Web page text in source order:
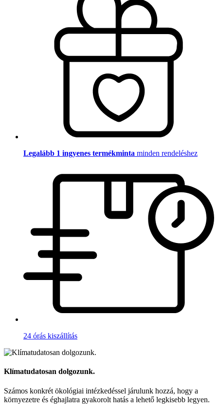
Legalább 1 ingyenes termékminta minden rendeléshez
24 órás kiszállítás
Klímatudatosan dolgozunk.
Számos konkrét ökológiai intézkedéssel járulunk hozzá, hogy a
környezetre és éghajlatra gyakorolt hatás a lehető legkisebb legyen.